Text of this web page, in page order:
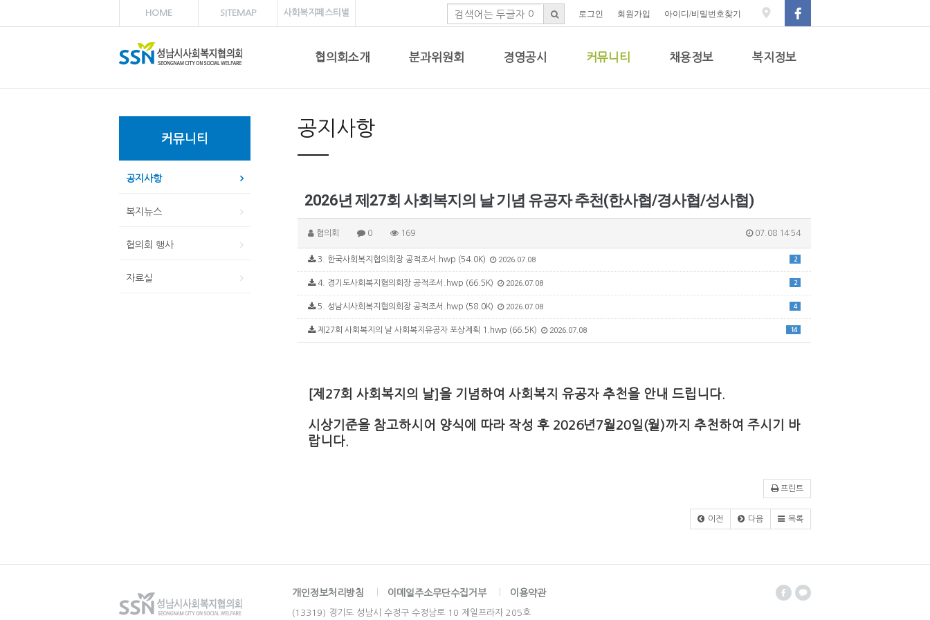
HOME SITEMAP 사회복지페스티벌 로그인 회원가입 아이디/비밀번호찾기
협의회소개 분과위원회 경영공시 커뮤니티 채용정보 복지정보
공지사항
2026년 제27회 사회복지의 날 기념 유공자 추천(한사협/경사협/성사협)
협의회 0 169 07.08 14:54
2
3. 한국사회복지협의회장 공적조서.hwp (54.0K) 2026.07.08
2
4. 경기도사회복지협의회장 공적조서.hwp (66.5K) 2026.07.08
4
5. 성남시사회복지협의회장 공적조서.hwp (58.0K) 2026.07.08
14
제27회 사회복지의 날 사회복지유공자 포상계획 1.hwp (66.5K) 2026.07.08
[제27회 사회복지의 날]을 기념하여 사회복지 유공자 추천을 안내 드립니다.
시상기준을 참고하시어 양식에 따라 작성 후 2026년7월20일(월)까지 추천하여 주시기 바
랍니다.
프린트
이전 다음 목록
커뮤니티
공지사항
복지뉴스
협의회 행사
자료실
개인정보처리방침 이메일주소무단수집거부 이용약관
(13319) 경기도 성남시 수정구 수정남로 10 제일프라자 205호